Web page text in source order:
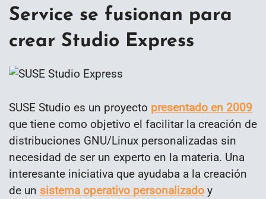
Service se fusionan para
crear Studio Express
SUSE Studio es un proyecto presentado en 2009
que tiene como objetivo el facilitar la creación de
distribuciones GNU/Linux personalizadas sin
necesidad de ser un experto en la materia. Una
interesante iniciativa que ayudaba a la creación
de un sistema operativo personalizado y